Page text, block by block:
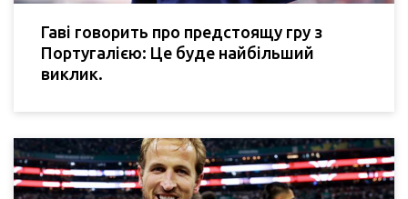
Гаві говорить про предстоящу гру з
Португалією: Це буде найбільший
виклик.